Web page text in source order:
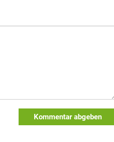
Kommentar abgeben